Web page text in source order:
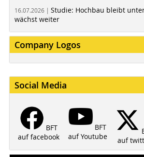
16.07.2026 | Studie: Hochbau bleibt
wächst weiter
Company Logos
Social Media
BFT
auf facebook
BFT
auf Youtube
auf